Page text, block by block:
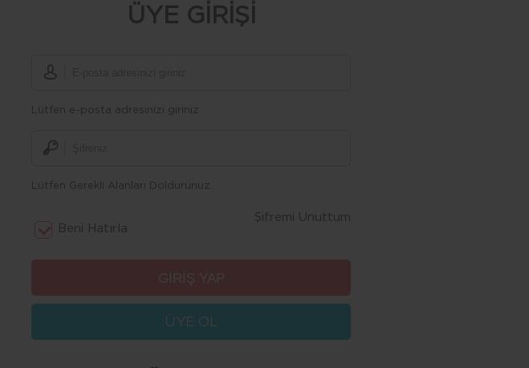
ÜYE GİRİŞİ
Lütfen e-posta adresinizi giriniz
Lütfen Gerekli Alanları Doldurunuz.
Beni Hatırla
Şifremi Unuttum
ÜYE OL